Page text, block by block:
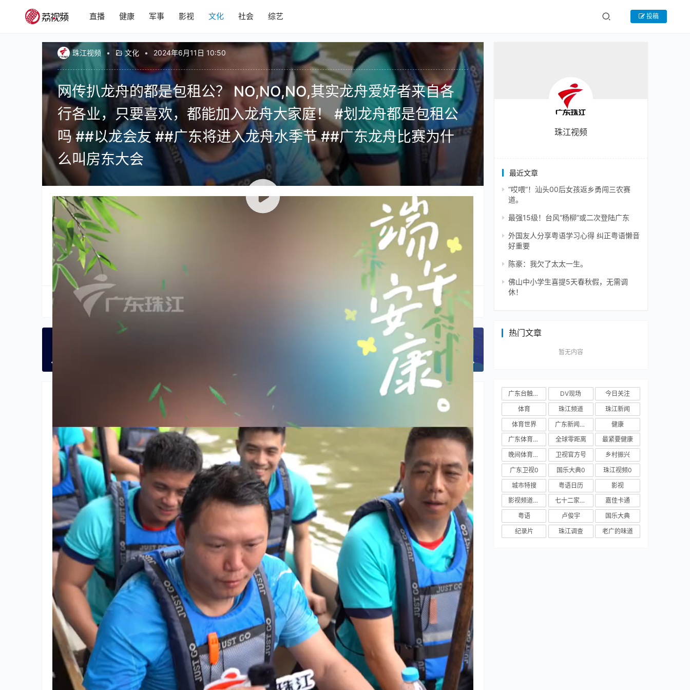
直播 健康 军事 影视 文化 社会 综艺 投稿
珠江视频 • 文化 • 2024年6月11日 10:50
网传扒龙舟的都是包租公？ NO,NO,NO,其实龙舟爱好者来自各
行各业，只要喜欢，都能加入龙舟大家庭！ #划龙舟都是包租公
吗 ##以龙会友 ##广东将进入龙舟水季节 ##广东龙舟比赛为什
么叫房东大会
00:00 / 00:34
珠江视频0
分享到: 生成海报 0
【直播回顾】2024年“揾工在广东”重点企业直播带岗活动
【海陵岛暑假游攻略】人均四、
五十，来海陵岛海鲜自购，能吃
出什么感觉？#海陵岛旅游攻略
科学规划你的晚餐，试试这样做
#知识科普 #日常饮食小常识 #
健康科普 #晚餐 #科学饮食
在外面吃饭到底如何吃得更健康
#知识科普 #日常饮食小常识 #
健康科普 #饮食 #万万想不到
珠江视频
最近文章
“哎喂”！汕头00后女孩返乡勇闯三农赛
道。
最强15级！台风“杨柳”或二次登陆广东
外国友人分享粤语学习心得 纠正粤语懒音
好重要
陈豪：我欠了太太一生。
佛山中小学生喜提5天春秋假，无需调
休！
热门文章
暂无内容
广东台触电新闻 DV现场
今日关注
体育
珠江频道
珠江新闻
体育世界
广东新闻频道
健康
广东体育频道
全球零距离
最紧要健康
晚间体育新闻
卫视官方号
乡村振兴
广东卫视0
国乐大典0
珠江视频0
城市特搜
粤语日历
影视
影视频道新媒体
七十二家房客
嘉佳卡通
粤语
卢俊宇
国乐大典
纪录片
珠江调查 老广的味道